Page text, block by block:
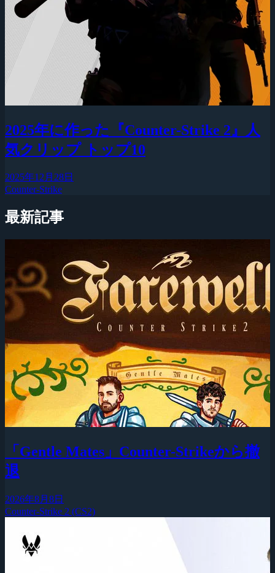
2025年に作った『Counter-Strike 2』人
気クリップ トップ10
2025年12月28日
Counter-Strike
最新記事
「Gentle Mates」Counter-Strikeから撤
退
2026年8月8日
Counter-Strike 2 (CS2)